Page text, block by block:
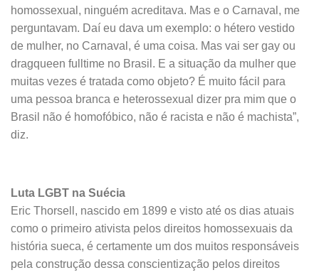
homossexual, ninguém acreditava. Mas e o Carnaval, me
perguntavam. Daí eu dava um exemplo: o hétero vestido
de mulher, no Carnaval, é uma coisa. Mas vai ser gay ou
dragqueen fulltime no Brasil. E a situação da mulher que
muitas vezes é tratada como objeto? É muito fácil para
uma pessoa branca e heterossexual dizer pra mim que o
Brasil não é homofóbico, não é racista e não é machista”,
diz.
Luta LGBT na Suécia
Eric Thorsell, nascido em 1899 e visto até os dias atuais
como o primeiro ativista pelos direitos homossexuais da
história sueca, é certamente um dos muitos responsáveis
pela construção dessa conscientização pelos direitos